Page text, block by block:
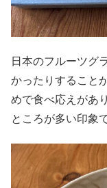
日本のフルーツグ
かったりすること
めで食べ応えがあ
ところが多い印象